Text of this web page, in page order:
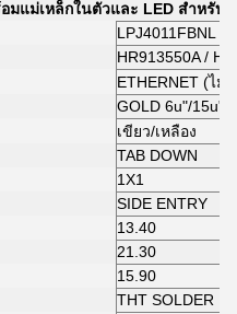
มแม่เหล็กในตัวและ LED สำหรับ
LPJ4011FBNL
HR913550A /
ETHERNET (ไม่
GOLD 6u"/15u"/
เขียว/เหลือง
TAB DOWN
1X1
SIDE ENTRY
13.40
21.30
15.90
THT SOLDER